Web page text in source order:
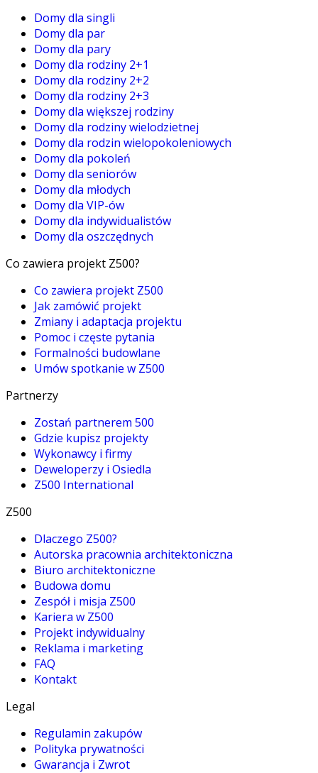
Domy dla singli
Domy dla par
Domy dla pary
Domy dla rodziny 2+1
Domy dla rodziny 2+2
Domy dla rodziny 2+3
Domy dla większej rodziny
Domy dla rodziny wielodzietnej
Domy dla rodzin wielopokoleniowych
Domy dla pokoleń
Domy dla seniorów
Domy dla młodych
Domy dla VIP-ów
Domy dla indywidualistów
Domy dla oszczędnych
Co zawiera projekt Z500?
Co zawiera projekt Z500
Jak zamówić projekt
Zmiany i adaptacja projektu
Pomoc i częste pytania
Formalności budowlane
Umów spotkanie w Z500
Partnerzy
Zostań partnerem 500
Gdzie kupisz projekty
Wykonawcy i firmy
Deweloperzy i Osiedla
Z500 International
Z500
Dlaczego Z500?
Autorska pracownia architektoniczna
Biuro architektoniczne
Budowa domu
Zespół i misja Z500
Kariera w Z500
Projekt indywidualny
Reklama i marketing
FAQ
Kontakt
Legal
Regulamin zakupów
Polityka prywatności
Gwarancja i Zwrot